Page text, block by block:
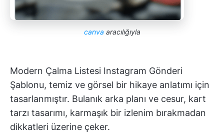
canva aracılığıyla
Modern Çalma Listesi Instagram Gönderi
Şablonu, temiz ve görsel bir hikaye anlatımı için
tasarlanmıştır. Bulanık arka planı ve cesur, kart
tarzı tasarımı, karmaşık bir izlenim bırakmadan
dikkatleri üzerine çeker.